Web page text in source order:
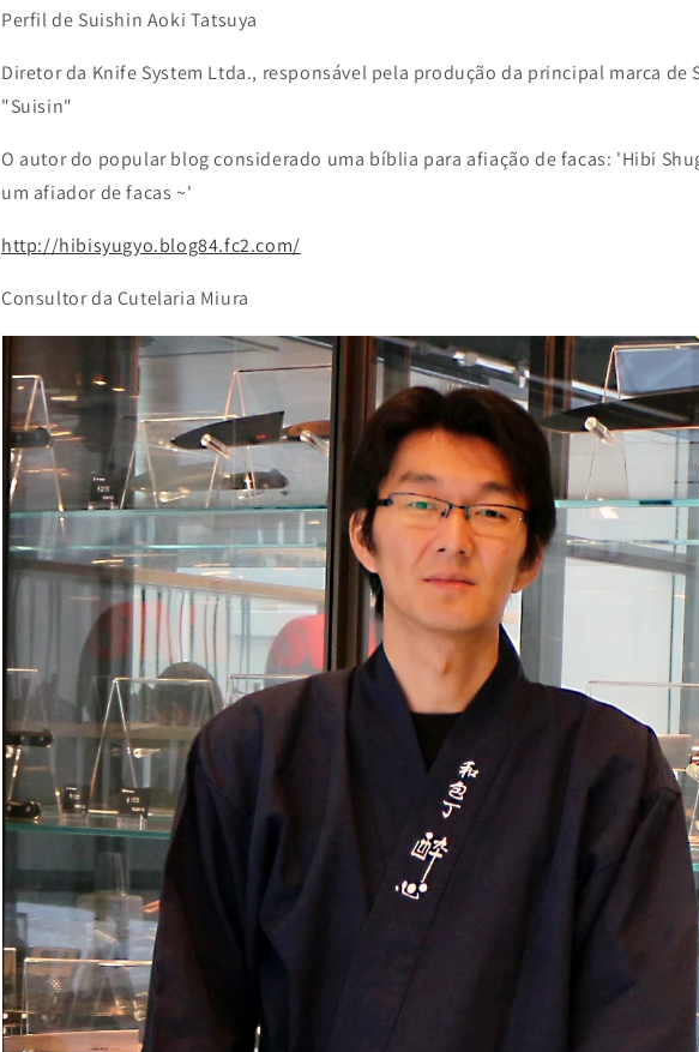
Perfil de Suishin Aoki Tatsuya
Diretor da Knife System Ltda., responsável pela produção da principal marca de
"Suisin"
O autor do popular blog considerado uma bíblia para afiação de facas: 'Hibi
um afiador de facas ~'
http://hibisyugyo.blog84.fc2.com/
Consultor da Cutelaria Miura